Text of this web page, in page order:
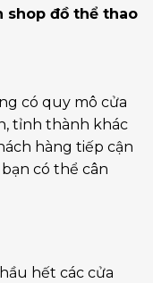
shop đồ thể thao
có quy mô cửa
tỉnh thành khác
hàng tiếp cận
có thể cân
hết các cửa